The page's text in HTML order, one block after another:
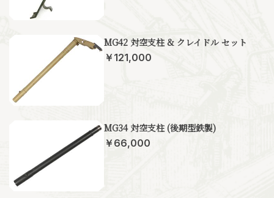
MG42 対空支柱 & クレイドル セット
￥121,000
MG34 対空支柱 (後期型鉄製)
￥66,000